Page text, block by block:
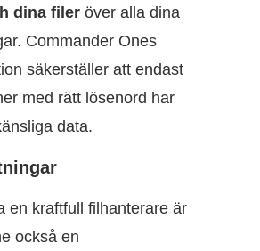
dina filer över alla dina
Commander Ones
säkerställer att endast
med rätt lösenord har
data.
en kraftfull filhanterare är
också en